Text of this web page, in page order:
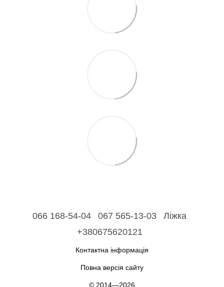
066 168-54-04 067 565-13-03
Ліжка
+380675620121
Контактна інформація
Повна версія сайту
© 2014—2026